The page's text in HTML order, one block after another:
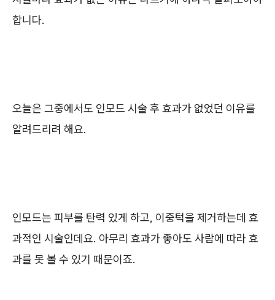
합니다.
오늘은 그중에서도 인모드 시술 후 효과가 없었던 이유를
알려드리려 해요.
인모드는 피부를 탄력 있게 하고, 이중턱을 제거하는데 효
과적인 시술인데요. 아무리 효과가 좋아도 사람에 따라 효
과를 못 볼 수 있기 때문이죠.